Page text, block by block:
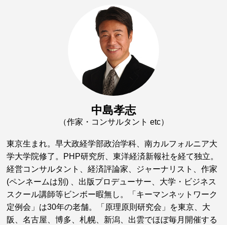
中島孝志
（作家・コンサルタント etc）
東京生まれ。早大政経学部政治学科、南カルフォルニア大
学大学院修了。PHP研究所、東洋経済新報社を経て独立。
経営コンサルタント、経済評論家、ジャーナリスト、作家
(ペンネームは別) 、出版プロデューサー、大学・ビジネス
スクール講師等ビンボー暇無し。「キーマンネットワーク
定例会」は30年の老舗。「原理原則研究会」を東京、大
阪、名古屋、博多、札幌、新潟、出雲でほぼ毎月開催する